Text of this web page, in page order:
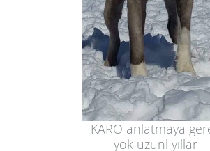
KARO anlatmaya
yok uzunl yıllar